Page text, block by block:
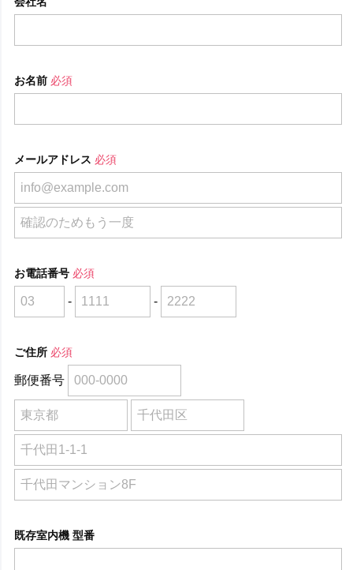
お名前 必須
メールアドレス 必須
お電話番号 必須
- -
ご住所 必須
郵便番号
既存室内機 型番